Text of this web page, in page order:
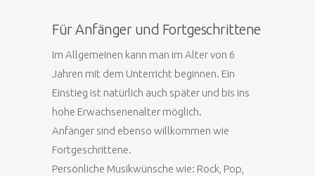
Für Anfänger und Fortgeschrittene
Im Allgemeinen kann man im Alter von 6
Jahren mit dem Unterricht beginnen. Ein
Einstieg ist natürlich auch später und bis ins
hohe Erwachsenenalter möglich.
Anfänger sind ebenso willkommen wie
Fortgeschrittene.
Persönliche Musikwünsche wie: Rock, Pop,